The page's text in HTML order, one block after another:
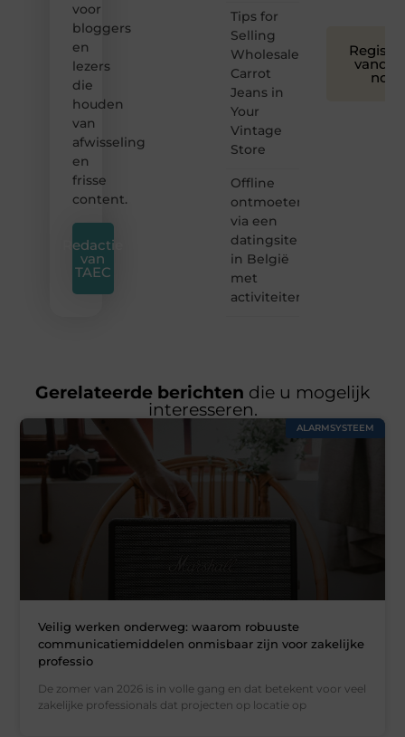
voor
bloggers
en
lezers
die
houden
van
afwisseling
en
frisse
content.
Redactie
van
TAEC
Tips for
Selling
Wholesale
Carrot
Jeans in
Your
Vintage
Store
Offline
ontmoeten
via een
datingsite
in België
met
activiteiten
nog
Gerelateerde berichten die u mogelijk
interesseren.
ALARMSYSTEEM
Veilig werken onderweg: waarom robuuste
communicatiemiddelen onmisbaar zijn voor zakelijke
professio
De zomer van 2026 is in volle gang en dat betekent voor veel
zakelijke professionals dat projecten op locatie op